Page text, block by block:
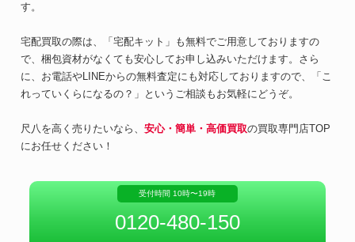
す。
宅配買取の際は、「宅配キット」も無料でご用意しておりますの
で、梱包資材がなくても安心してお申し込みいただけます。さら
に、お電話やLINEからの無料査定にも対応しておりますので、「こ
れっていくらになるの？」というご相談もお気軽にどうぞ。
尺八を高く売りたいなら、 安心・簡単・高価買取の買取専門店TOP
にお任せください！
受付時間 10時〜19時
0120-480-150